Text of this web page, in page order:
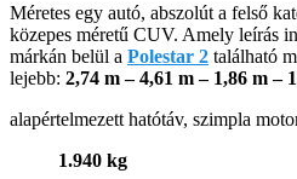
Méretes egy autó, abszolút a felső
közepes méretű CUV. Amely leírás
márkán belül a Polestar 2 található
lejebb: 2,74 m – 4,61 m – 1,86 m –
alapértelmezett hatótáv, szimpla
1.940 kg